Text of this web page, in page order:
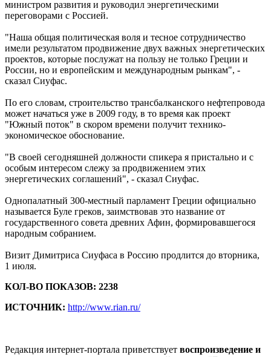
министром развития и руководил энергетическими
переговорами с Россией.
"Наша общая политическая воля и тесное сотрудничество
имели результатом продвижение двух важных энергетических
проектов, которые послужат на пользу не только Греции и
России, но и европейским и международным рынкам", -
сказал Сиуфас.
По его словам, строительство трансбалканского нефтепровода
может начаться уже в 2009 году, в то время как проект
"Южный поток" в скором времени получит технико-
экономическое обоснование.
"В своей сегодняшней должности спикера я пристально и с
особым интересом слежу за продвижением этих
энергетических соглашений", - сказал Сиуфас.
Однопалатный 300-местный парламент Греции официально
называется Буле греков, заимствовав это название от
государственного совета древних Афин, формировавшегося
народным собранием.
Визит Димитриса Сиуфаса в Россию продлится до вторника,
1 июля.
КОЛ-ВО ПОКАЗОВ: 2238
ИСТОЧНИК: http://www.rian.ru/
Редакция интернет-портала приветствует воспроизведение и